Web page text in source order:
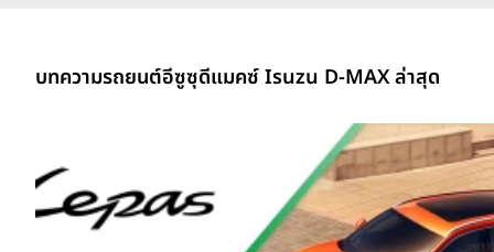
บทความรถยนต์อีซูซุดีแมคซ์ Isuzu D-MAX ล่าสุด